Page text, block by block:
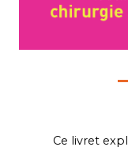
Ce livret